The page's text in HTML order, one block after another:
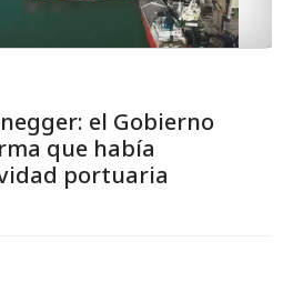
el Gobierno
que había
portuaria